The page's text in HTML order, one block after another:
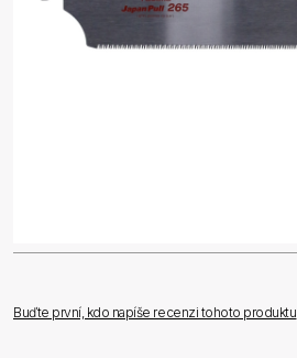
Buďte první, kdo napíše recenzi tohoto produktu